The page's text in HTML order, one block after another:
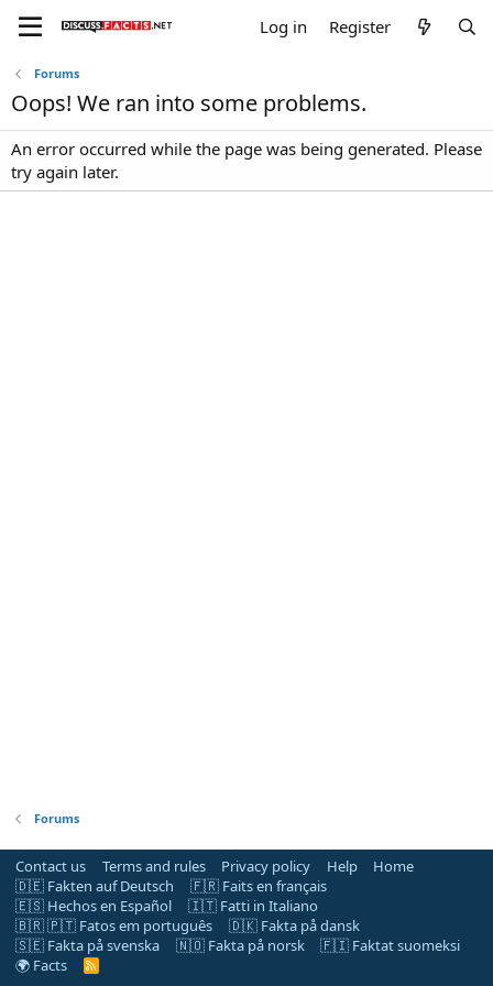
Log in Register
Forums
Oops! We ran into some problems.
An error occurred while the page was being generated. Please
try again later.
Forums
Contact us Terms and rules Privacy policy Help
Home
🇩🇪 Fakten auf Deutsch
🇫🇷 Faits en français
🇪🇸 Hechos en Español
🇮🇹 Fatti in Italiano
🇧🇷 🇵🇹 Fatos em português
🇩🇰 Fakta på dansk
🇸🇪 Fakta på svenska
🇳🇴 Fakta på norsk
🇫🇮 Faktat suomeksi
🌍 Facts
R